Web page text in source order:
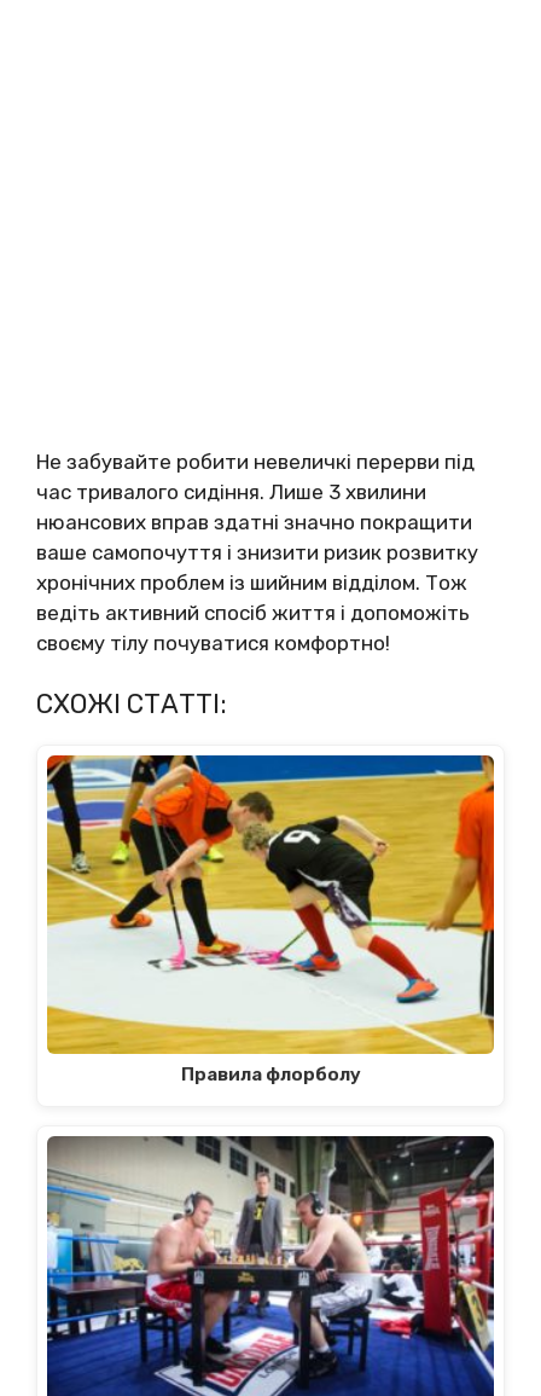
Не забувайте робити невеличкі перерви під
час тривалого сидіння. Лише 3 хвилини
нюансових вправ здатні значно покращити
ваше самопочуття і знизити ризик розвитку
хронічних проблем із шийним відділом. Тож
ведіть активний спосіб життя і допоможіть
своєму тілу почуватися комфортно!
СХОЖІ СТАТТІ:
Правила флорболу